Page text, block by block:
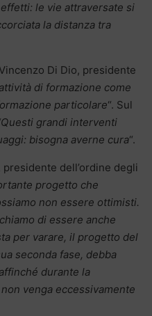
le vie attraversate si
la distanza tra
Di Dio, presidente
di formazione come
particolare“. Sul
grandi interventi
bisogna averne cura“.
dell’ordine degli
progetto che
non essere ottimisti.
di essere anche
per varare, il progetto del
seconda fase, debba
durante la
venga eccessivamente